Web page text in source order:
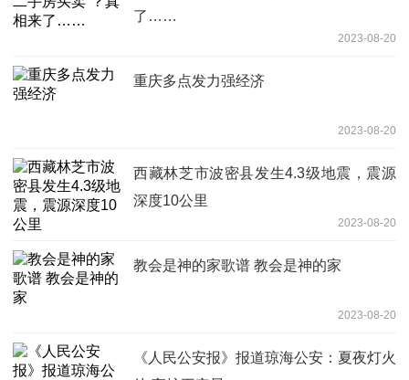
了……
2023-08-20
重庆多点发力强经济
2023-08-20
西藏林芝市波密县发生4.3级地震，震源
深度10公里
2023-08-20
教会是神的家歌谱 教会是神的家
2023-08-20
《人民公安报》报道琼海公安：夏夜灯火